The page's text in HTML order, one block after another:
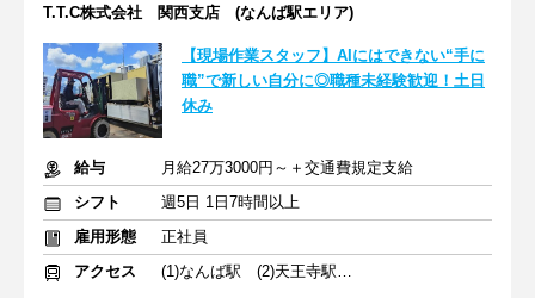
T.T.C株式会社 関西支店 (なんば駅エリア)
【現場作業スタッフ】AIにはできない“手に
職”で新しい自分に◎職種未経験歓迎！土日
休み
給与
月給27万3000円～＋交通費規定支給
シフト
週5日 1日7時間以上
雇用形態
正社員
アクセス
(1)なんば駅 (2)天王寺駅 (3)大阪梅田駅